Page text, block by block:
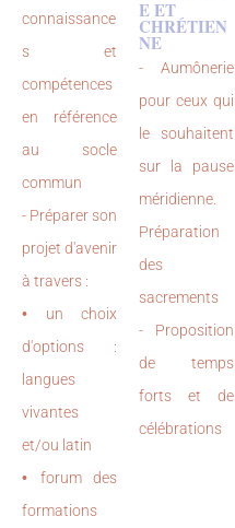
connaissance
s et
compétences
en référence
au socle
commun
- Préparer son
projet d'avenir
à travers :
• un choix
d'options :
langues
vivantes
et/ou latin
• forum des
formations
E ET
CHRÉTIEN
NE
- Aumônerie
pour ceux qui
le souhaitent
sur la pause
méridienne.
Préparation
des
sacrements
- Proposition
de temps
forts et de
célébrations